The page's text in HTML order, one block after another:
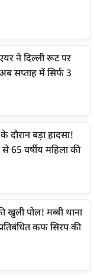
ने दिल्ली रूट पर
सप्ताह में सिर्फ 3
दौरान बड़ा हादसा!
65 वर्षीय महिला की
खुली पोल! मब्बी थाना
कफ सिरप की